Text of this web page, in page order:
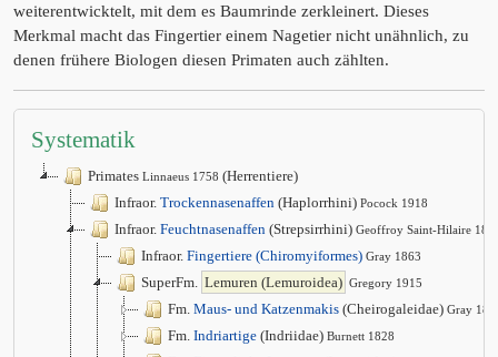
weiterentwicktelt, mit dem es Baumrinde zerkleinert. Dieses
Merkmal macht das Fingertier einem Nagetier nicht unähnlich, zu
denen frühere Biologen diesen Primaten auch zählten.
Systematik
Primates Linnaeus 1758 (Herrentiere)
Infraor. Trockennasenaffen (Haplorrhini) Pocock 1918
Infraor. Feuchtnasenaffen (Strepsirrhini) Geoffroy Saint-Hilaire
Infraor. Fingertiere (Chiromyiformes) Gray 1863
SuperFm. Lemuren (Lemuroidea) Gregory 1915
Fm. Maus- und Katzenmakis (Cheirogaleidae) Gray
Fm. Indriartige (Indriidae) Burnett 1828